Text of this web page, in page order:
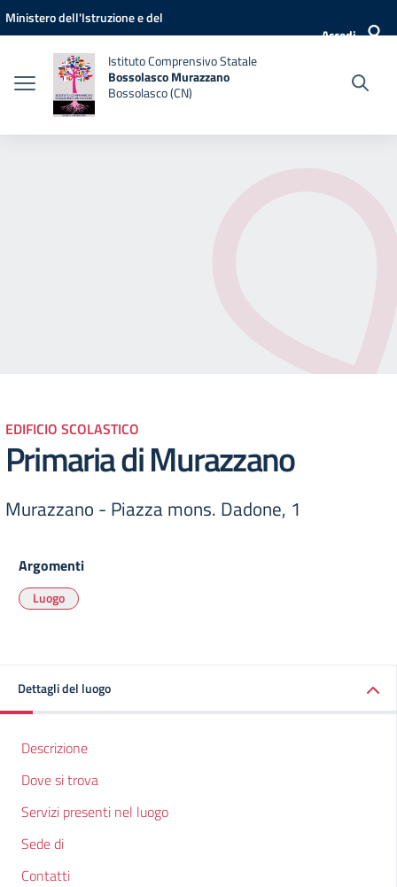
Vai ai contenuti
Vai al menu di navigazione
Vai al footer
Ministero dell'Istruzione e del
Accedi
Istituto Comprensivo Statale
Bossolasco Murazzano
Bossolasco (CN)
EDIFICIO SCOLASTICO
Primaria di Murazzano
Murazzano - Piazza mons. Dadone, 1
Argomenti
Luogo
Dettagli del luogo
Descrizione
Dove si trova
Servizi presenti nel luogo
Sede di
Contatti